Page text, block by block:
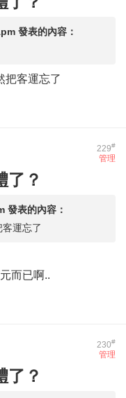
發表的內容：
把客運忘了
229#
管理
了？
發表的內容：
運忘了
而已啊..
230#
管理
了？